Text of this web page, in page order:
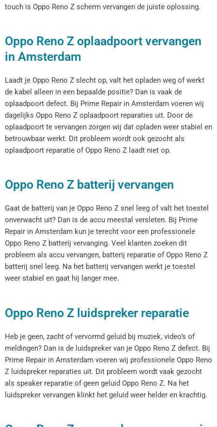
touch is Oppo Reno Z scherm vervangen de juiste oplossing.
Oppo Reno Z oplaadpoort vervangen
in Amsterdam
Laadt je Oppo Reno Z slecht op, valt het opladen weg of werkt
de kabel alleen in een bepaalde positie? Dan is vaak de
oplaadpoort defect. Bij Prime Repair in Amsterdam voeren wij
dagelijks Oppo Reno Z oplaadpoort reparaties uit. Door de
oplaadpoort te vervangen zorgen wij dat opladen weer stabiel en
betrouwbaar werkt. Dit probleem wordt ook gezocht als
oplaadpoort reparatie of Oppo Reno Z laadt niet op.
Oppo Reno Z batterij vervangen
Gaat de batterij van je Oppo Reno Z snel leeg of valt het toestel
onverwacht uit? Dan is de accu meestal versleten. Bij Prime
Repair in Amsterdam kun je terecht voor een professionele
Oppo Reno Z batterij vervanging. Veel klanten zoeken dit
probleem als accu vervangen, batterij reparatie of Oppo Reno Z
batterij snel leeg. Na het batterij vervangen werkt je toestel
weer stabiel en gaat hij langer mee.
Oppo Reno Z luidspreker reparatie
Heb je geen, zacht of vervormd geluid bij muziek, video’s of
meldingen? Dan is de luidspreker van je Oppo Reno Z defect. Bij
Prime Repair in Amsterdam voeren wij professionele Oppo Reno
Z luidspreker reparaties uit. Dit probleem wordt vaak gezocht
als speaker reparatie of geen geluid Oppo Reno Z. Na het
luidspreker vervangen klinkt het geluid weer helder en krachtig.